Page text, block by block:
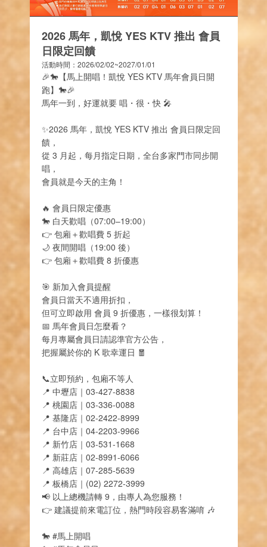
2026 馬年，凱悅 YES KTV 推出 會員
日限定回饋
活動時間：2026/02/02~2027/01/01
🎉🐎【馬上開唱！凱悅 YES KTV 馬年會員日開
跑】🐎🎉
馬年一到，好運就要 唱・很・快 🎤
✨2026 馬年，凱悅 YES KTV 推出 會員日限定回
饋，
從 3 月起，每月指定日期，全台多家門市同步開
唱，
會員就是今天的主角！
🔥 會員日限定優惠
🐎 白天歡唱（07:00–19:00）
👉 包廂＋歡唱費 5 折起
🌙 夜間開唱（19:00 後）
👉 包廂＋歡唱費 8 折優惠
🎯 新加入會員提醒
會員日當天不適用折扣，
但可立即啟用 會員 9 折優惠，一樣很划算！
📅 馬年會員日怎麼看？
每月專屬會員日請認準官方公告，
把握屬於你的 K 歌幸運日 🧧
📞立即預約，包廂不等人
📍 中壢店｜03-427-8838
📍 桃園店｜03-336-0088
📍 基隆店｜02-2422-8999
📍 台中店｜04-2203-9966
📍 新竹店｜03-531-1668
📍 新莊店｜02-8991-6066
📍 高雄店｜07-285-5639
📍 板橋店｜(02) 2272-3999
📢 以上總機請轉 9，由專人為您服務！
👉 建議提前來電訂位，熱門時段容易客滿唷 🎶
🐎 #馬上開唱